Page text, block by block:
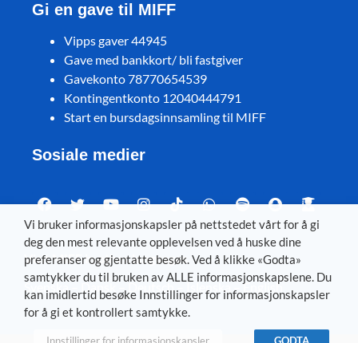
Gi en gave til MIFF
Vipps gaver 44945
Gave med bankkort/ bli fastgiver
Gavekonto 78770654539
Kontingentkonto 12040444791
Start en bursdagsinnsamling til MIFF
Sosiale medier
Visit MIFF in other languages
Svenska– Dansk – Deutsch– Íslenska –English
Vi bruker informasjonskapsler på nettstedet vårt for å gi
deg den mest relevante opplevelsen ved å huske dine
preferanser og gjentatte besøk. Ved å klikke «Godta»
samtykker du til bruken av ALLE informasjonskapslene. Du
kan imidlertid besøke Innstillinger for informasjonskapsler
for å gi et kontrollert samtykke.